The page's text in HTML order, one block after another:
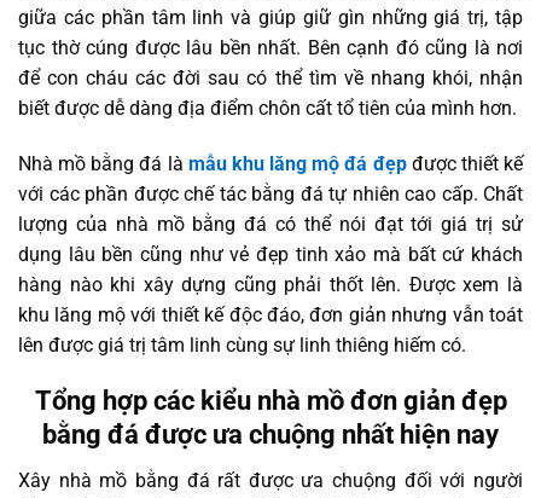
giữa các phần tâm linh và giúp giữ gìn những giá trị, tập
tục thờ cúng được lâu bền nhất. Bên cạnh đó cũng là nơi
để con cháu các đời sau có thể tìm về nhang khói, nhận
biết được dễ dàng địa điểm chôn cất tổ tiên của mình hơn.
Nhà mồ bằng đá là mẫu khu lăng mộ đá đẹpđược thiết kế
với các phần được chế tác bằng đá tự nhiên cao cấp. Chất
lượng của nhà mồ bằng đá có thể nói đạt tới giá trị sử
dụng lâu bền cũng như vẻ đẹp tinh xảo mà bất cứ khách
hàng nào khi xây dựng cũng phải thốt lên. Được xem là
khu lăng mộ với thiết kế độc đáo, đơn giản nhưng vẫn toát
lên được giá trị tâm linh cùng sự linh thiêng hiếm có.
Tổng hợp các kiểu nhà mồ đơn giản đẹp
bằng đá được ưa chuộng nhất hiện nay
Xây nhà mồ bằng đá rất được ưa chuộng đối với người